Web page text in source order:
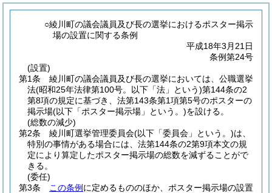
○綾川町の議会議員及び長の選挙におけるポスター掲示
場の設置に関する条例
平成18年3月21日
条例第24号
(設置)
第1条
綾川町の議会議員及び長の選挙においては、公職選挙
法(昭和25年法律第100号。以下「法」という)第144条の2
第8項の規定に基づき、法第143条第1項第5号のポスターの
掲示場(以下「ポスター掲示場」という。)を設ける。
(総数の減少)
第2条
綾川町選挙管理委員会(以下「委員会」という。)は、
特別の事情がある場合には、法第144条の2第9項本文の規
定により算定したポスター掲示場の総数を減ずることがで
きる。
(委任)
第3条
この条例 に定めるもののほか、ポスター掲示場の設置